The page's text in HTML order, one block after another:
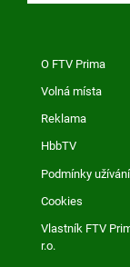
O FTV Prima
Volná místa
Reklama
HbbTV
Podmínky užívání
Cookies
Vlastník FTV
r.o.